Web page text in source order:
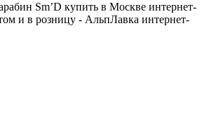
Sm’D купить в Москве интернет-
и в розницу - АльпЛавка интернет-